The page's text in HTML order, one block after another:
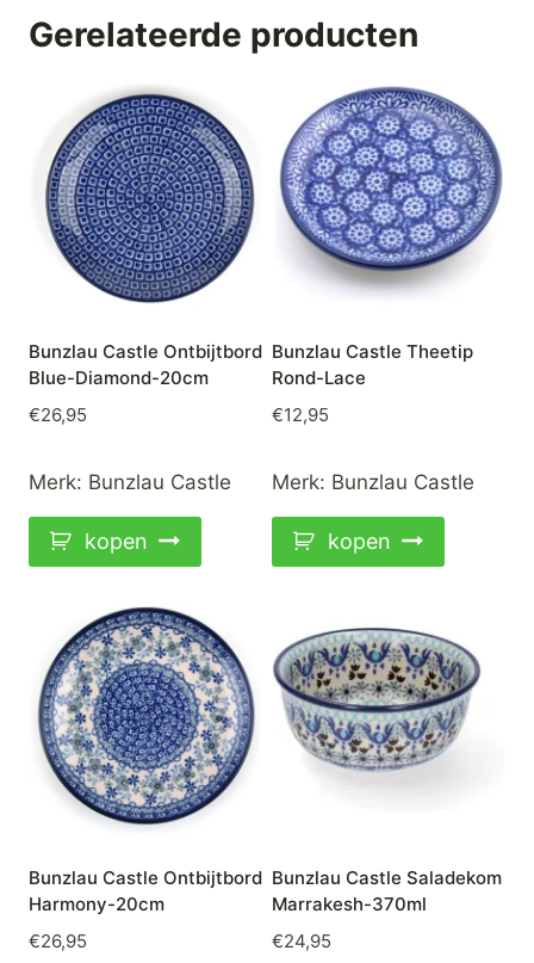
Gerelateerde producten
Bunzlau Castle Ontbijtbord
Blue-Diamond-20cm
€26,95
Merk: Bunzlau Castle
kopen
Bunzlau Castle Theetip
Rond-Lace
€12,95
Merk: Bunzlau Castle
kopen
Bunzlau Castle Ontbijtbord
Harmony-20cm
€26,95
Bunzlau Castle Saladekom
Marrakesh-370ml
€24,95